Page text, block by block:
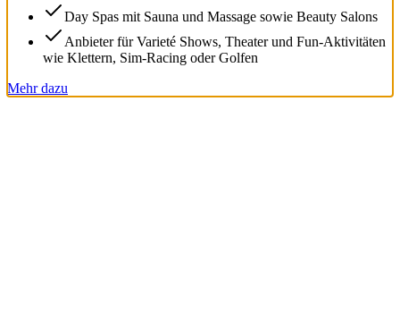
Day Spas mit Sauna und Massage sowie Beauty Salons
Anbieter für Varieté Shows, Theater und Fun-Aktivitäten
wie Klettern, Sim-Racing oder Golfen
Mehr dazu